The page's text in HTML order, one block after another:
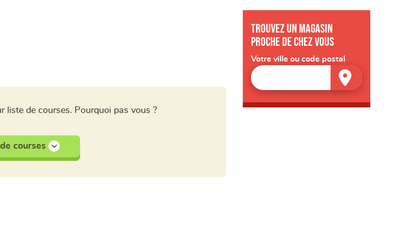
liste de courses. Pourquoi pas vous ?
courses
Trouvez un magasin
proche de chez vous
Votre ville ou code postal